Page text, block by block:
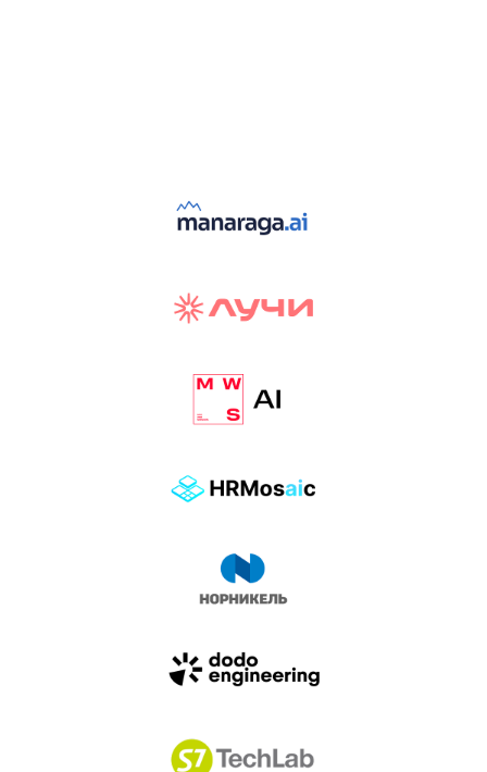
стремительных изменений в подходах
к построению бизнеса и созданию технологий под
влиянием AI-агентов.
ТРЕК «AI-NATIVE»
И БИТВА АГЕНТОВ
УЗНАТЬ БОЛЬШЕ